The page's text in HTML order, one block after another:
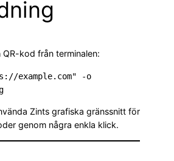
QR-kod från terminalen:
example.com" -o
Zints grafiska gränssnitt för
genom några enkla klick.